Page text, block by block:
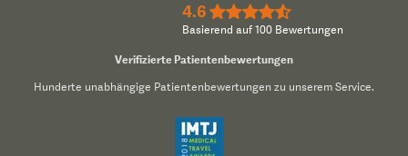
4.6 ★★★★½
Basierend auf 100 Bewertungen
Verifizierte Patientenbewertungen
Hunderte unabhängige Patientenbewertungen zu unserem Service.